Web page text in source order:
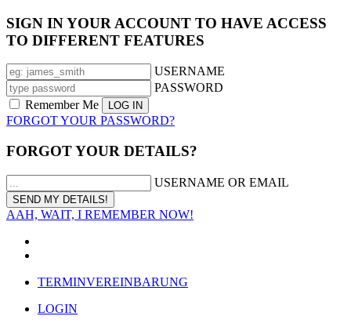
SIGN IN YOUR ACCOUNT TO HAVE ACCESS
TO DIFFERENT FEATURES
USERNAME
PASSWORD
Remember Me
FORGOT YOUR PASSWORD?
FORGOT YOUR DETAILS?
USERNAME OR EMAIL
AAH, WAIT, I REMEMBER NOW!
TERMINVEREINBARUNG
LOGIN